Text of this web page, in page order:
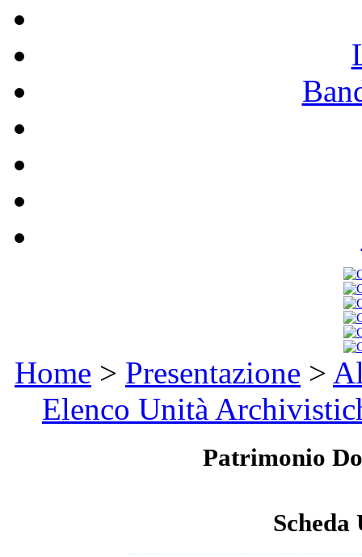
Home > Presentazione >
Elenco Unità
Patrimonio
Scheda